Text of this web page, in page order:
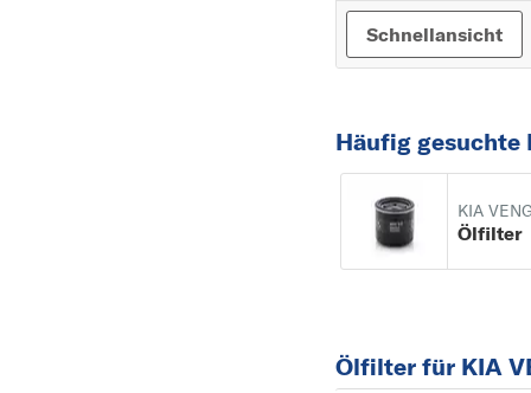
Schnellansicht
Häufig gesuchte
KIA
Ölfilter
Ölfilter für KIA